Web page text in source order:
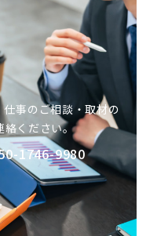
事のご相談・取材の
絡ください。
1746-9980